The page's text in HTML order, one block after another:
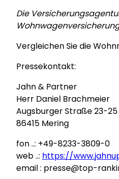
Die
Vergleichen Sie die
Pressekontakt:
Jahn & Partner
Herr Daniel Brachmeier
Augsburger Straße 23-25
86415 Mering
fon ..: +49-8233-3809-0
web ..: https://
email : presse@top-